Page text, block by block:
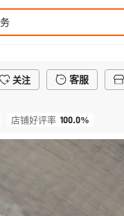
关注 客服
店铺好评率 100.0%